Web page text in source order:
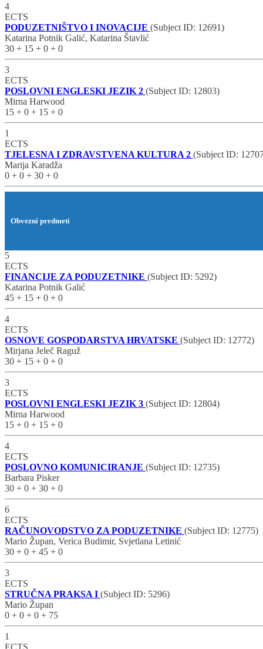
4
ECTS
PODUZETNIŠTVO I INOVACIJE (Subject ID: 12691)
Katarina Potnik Galić, Katarina Štavlić
30 + 15 + 0 + 0
3
ECTS
POSLOVNI ENGLESKI JEZIK 2 (Subject ID: 12803)
Mirna Harwood
15 + 0 + 15 + 0
1
ECTS
TJELESNA I ZDRAVSTVENA KULTURA 2 (Subject ID:
Marija Karadža
0 + 0 + 30 + 0
Obvezni predmeti
5
ECTS
FINANCIJE ZA PODUZETNIKE (Subject ID: 5292)
Katarina Potnik Galić
45 + 15 + 0 + 0
4
ECTS
OSNOVE GOSPODARSTVA HRVATSKE (Subject ID: 12772)
Mirjana Jeleč Raguž
30 + 15 + 0 + 0
3
ECTS
POSLOVNI ENGLESKI JEZIK 3 (Subject ID: 12804)
Mirna Harwood
15 + 0 + 15 + 0
4
ECTS
POSLOVNO KOMUNICIRANJE (Subject ID: 12735)
Barbara Pisker
30 + 0 + 30 + 0
6
ECTS
RAČUNOVODSTVO ZA PODUZETNIKE (Subject ID: 12775)
Mario Župan, Verica Budimir, Svjetlana Letinić
30 + 0 + 45 + 0
3
ECTS
STRUČNA PRAKSA I (Subject ID: 5296)
Mario Župan
0 + 0 + 0 + 75
1
ECTS